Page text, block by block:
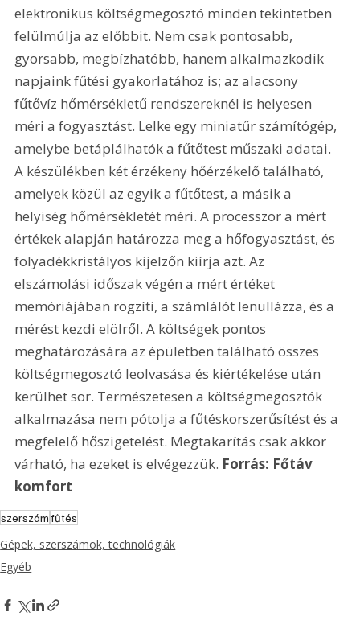
elektronikus költségmegosztó minden tekintetben
felülmúlja az előbbit. Nem csak pontosabb,
gyorsabb, megbízhatóbb, hanem alkalmazkodik
napjaink fűtési gyakorlatához is; az alacsony
fűtővíz hőmérsékletű rendszereknél is helyesen
méri a fogyasztást. Lelke egy miniatűr számítógép,
amelybe betáplálhatók a fűtőtest műszaki adatai.
A készülékben két érzékeny hőérzékelő található,
amelyek közül az egyik a fűtőtest, a másik a
helyiség hőmérsékletét méri. A processzor a mért
értékek alapján határozza meg a hőfogyasztást, és
folyadékkristályos kijelzőn kiírja azt. Az
elszámolási időszak végén a mért értéket
memóriájában rögzíti, a számlálót lenullázza, és a
mérést kezdi elölről. A költségek pontos
meghatározására az épületben található összes
költségmegosztó leolvasása és kiértékelése után
kerülhet sor. Természetesen a költségmegosztók
alkalmazása nem pótolja a fűtéskorszerűsítést és a
megfelelő hőszigetelést. Megtakarítás csak akkor
várható, ha ezeket is elvégezzük. Forrás: Főtáv
komfort
szerszámfűtés
Gépek, szerszámok, technológiák
Egyéb